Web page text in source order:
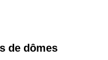
de dômes